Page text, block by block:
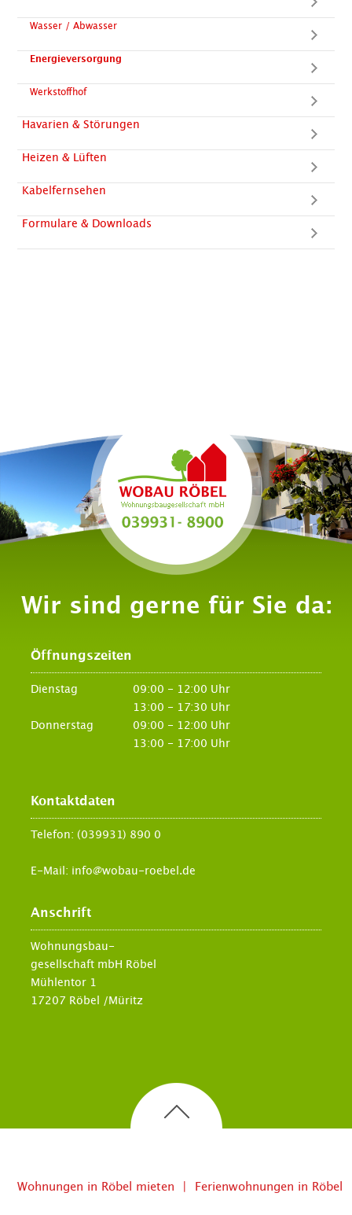
Wasser / Abwasser
Energieversorgung
Werkstoffhof
Havarien & Störungen
Heizen & Lüften
Kabelfernsehen
Formulare & Downloads
Wir sind gerne für Sie da:
Öffnungszeiten
Dienstag
09:00 - 12:00 Uhr
13:00 - 17:30 Uhr
Donnerstag
09:00 - 12:00 Uhr
13:00 - 17:00 Uhr
Kontaktdaten
Telefon: (039931) 890 0
E-Mail: info@wobau-roebel.de
Anschrift
Wohnungsbau-
gesellschaft mbH Röbel
Mühlentor 1
17207 Röbel /Müritz
Wohnungen in Röbel mieten Ferienwohnungen in Röbel